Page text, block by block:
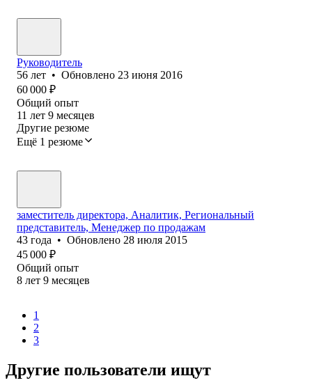
Руководитель
56 лет • Обновлено 23 июня 2016
60 000 ₽
Общий опыт
11 лет 9 месяцев
Другие резюме
Ещё 1 резюме
заместитель директора, Аналитик, Региональный
представитель, Менеджер по продажам
43 года • Обновлено 28 июля 2015
45 000 ₽
Общий опыт
8 лет 9 месяцев
1
2
3
Другие пользователи ищут